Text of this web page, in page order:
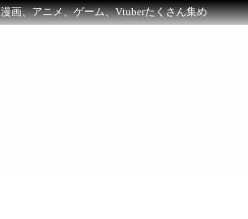
漫画、アニメ、ゲーム、Vtuberたくさん集め